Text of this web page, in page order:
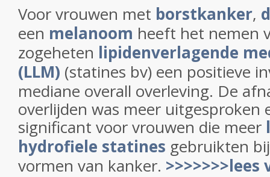
Voor vrouwen met borstkanker,
een melanoom heeft het nemen
zogeheten lipidenverlagende
(LLM) (statines bv) een positieve
mediane overall overleving. De
overlijden was meer uitgesproken
significant voor vrouwen die meer
hydrofiele statines gebruikten
vormen van kanker. >>>>>>>lees